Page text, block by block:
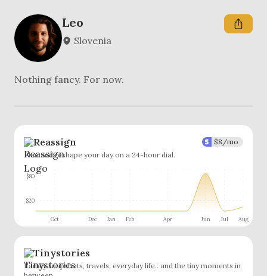
Leo
Slovenia
Nothing fancy. For now.
Reassign $8 /mo
Plan and reshape your day on a 24-hour dial.
$20
$80
Oct Dec Jan Feb Apr Jun Jul Aug
Tinystories
Family snapshots, travels, everyday life.. and the tiny moments in